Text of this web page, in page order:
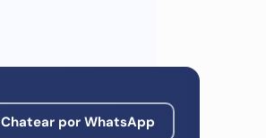
Chatear por WhatsApp